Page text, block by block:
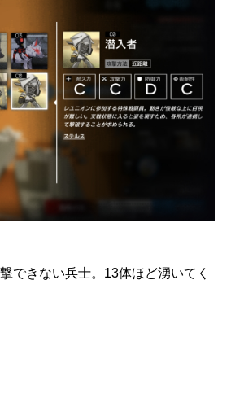
できない兵士。13体ほど湧いてく